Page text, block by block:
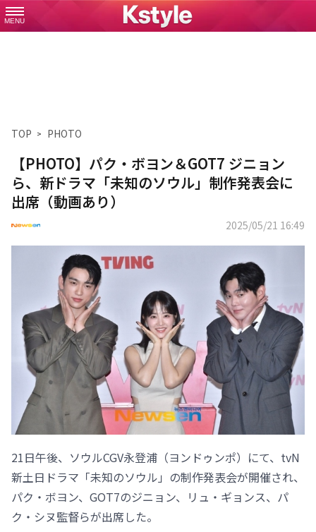
MENU
TOP PHOTO
【PHOTO】パク・ボヨン＆GOT7 ジニョン
ら、新ドラマ「未知のソウル」制作発表会に
出席（動画あり）
2025/05/21 16:49
21日午後、ソウルCGV永登浦（ヨンドゥンポ）にて、tvN
新土日ドラマ「未知のソウル」の制作発表会が開催され、
パク・ボヨン、GOT7のジニョン、リュ・ギョンス、パ
ク・シヌ監督らが出席した。